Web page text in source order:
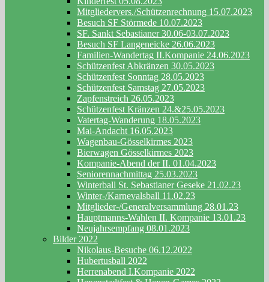
Mitgliedervers./Schützenrechnung 15.07.2023
Besuch SF Störmede 10.07.2023
SF. Sankt Sebastianer 30.06-03.07.2023
Besuch SF Langeneicke 26.06.2023
Familien-Wandertag II.Kompanie 24.06.2023
Schützenfest Abkränzen 30.05.2023
Schützenfest Sonntag 28.05.2023
Schützenfest Samstag 27.05.2023
Zapfenstreich 26.05.2023
Schützenfest Kränzen 24.&25.05.2023
Vatertag-Wanderung 18.05.2023
Mai-Andacht 16.05.2023
Wagenbau-Gösselkirmes 2023
Bierwagen Gösselkirmes 2023
Kompanie-Abend der II. 01.04.2023
Seniorennachmittag 25.03.2023
Winterball St. Sebastianer Geseke 21.02.23
Winter-/Karnevalsball 11.02.23
Mitglieder-/Generalversammlung 28.01.23
Hauptmanns-Wahlen II. Kompanie 13.01.23
Neujahrsempfang 08.01.2023
Bilder 2022
Nikolaus-Besuche 06.12.2022
Hubertusball 2022
Herrenabend I.Kompanie 2022